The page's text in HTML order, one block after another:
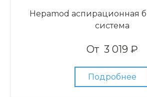
Hepamod аспирационная
система
От 3 019 ₽
Подробнее